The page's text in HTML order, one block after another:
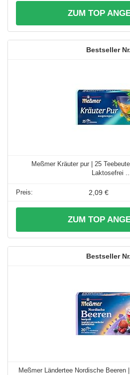
ZUM TOP
Meßmer Kräuter pur | 25
Laktosefrei
2,09 €
ZUM TOP
Meßmer Ländertee Nordische Beeren